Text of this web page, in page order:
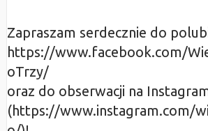
Zapraszam serdecznie do
https://www.facebook.com/
oTrzy/
oraz do obserwacji na
(https://www.instagram.com/